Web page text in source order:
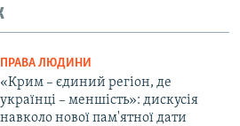
ПРАВА ЛЮДИНИ
«Крим – єдиний регіон, де
українці – меншість»: дискусія
навколо нової пам'ятної дати